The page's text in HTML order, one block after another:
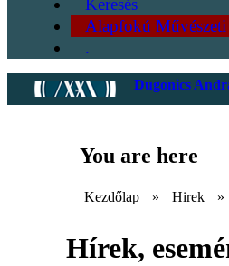
Keresés
Alapfokú
.
Dugonics
You are here
Kezdőlap » Hirek »
Hírek,